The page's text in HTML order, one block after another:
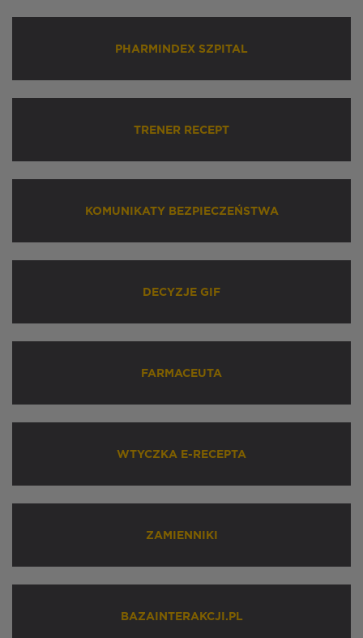
PHARMINDEX SZPITAL
TRENER RECEPT
KOMUNIKATY BEZPIECZEŃSTWA
DECYZJE GIF
FARMACEUTA
WTYCZKA E-RECEPTA
ZAMIENNIKI
BAZAINTERAKCJI.PL